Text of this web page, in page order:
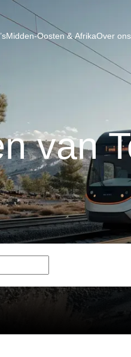
Midden-Oosten & AfrikaOver ons
van